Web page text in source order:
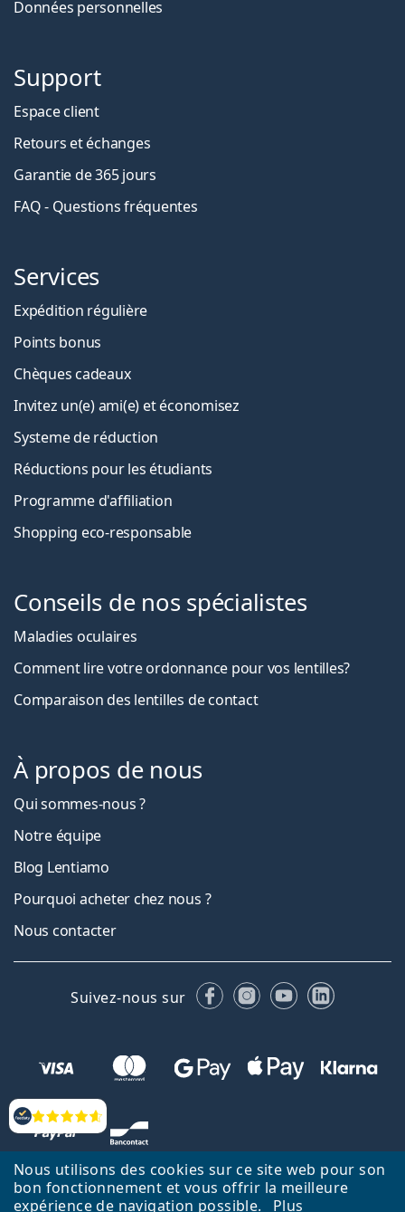
Nous utilisons des cookies sur ce site web pour son
bon fonctionnement et vous offrir la meilleure
expérience de navigation possible.
Plus
Évaluation
Données personnelles
Support
Espace client
Retours et échanges
Garantie de 365 jours
FAQ - Questions fréquentes
Services
Expédition régulière
Points bonus
Chèques cadeaux
Invitez un(e) ami(e) et économisez
Systeme de réduction
Réductions pour les étudiants
Programme d'affiliation
Shopping eco-responsable
Conseils de nos spécialistes
Maladies oculaires
Comment lire votre ordonnance pour vos lentilles?
Comparaison des lentilles de contact
À propos de nous
Qui sommes-nous ?
Notre équipe
Blog Lentiamo
Pourquoi acheter chez nous ?
Nous contacter
Suivez-nous sur FacebookInstagram
YouTubeLinkedIn